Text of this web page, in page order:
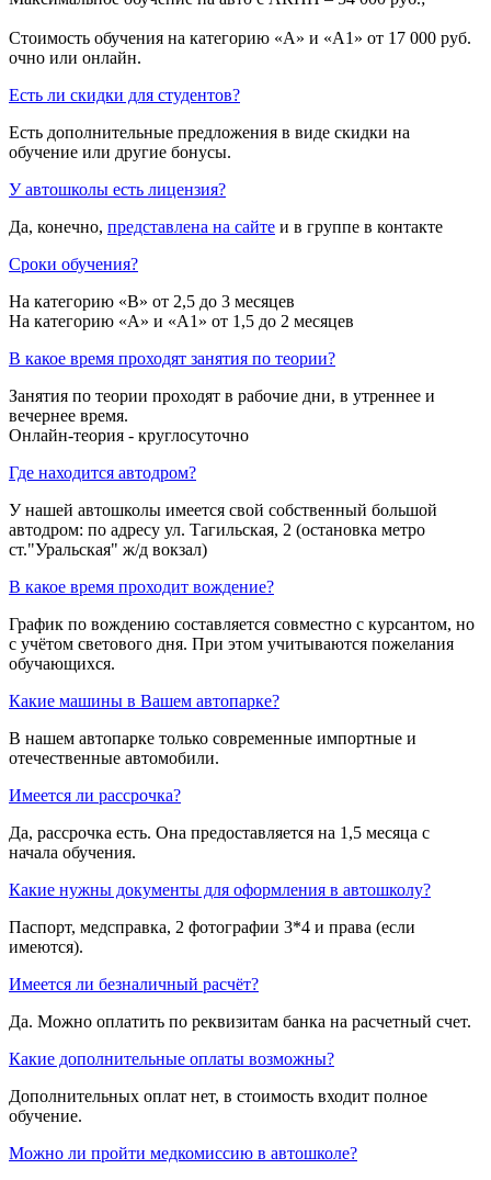
Стоимость обучения на категорию «A» и «A1» от 17 000 руб.
очно или онлайн.
Есть ли скидки для студентов?
Есть дополнительные предложения в виде скидки на
обучение или другие бонусы.
У автошколы есть лицензия?
Да, конечно, представлена на сайте и в группе в контакте
Сроки обучения?
На категорию «B» от 2,5 до 3 месяцев
На категорию «A» и «A1» от 1,5 до 2 месяцев
В какое время проходят занятия по теории?
Занятия по теории проходят в рабочие дни, в утреннее и
вечернее время.
Онлайн-теория - круглосуточно
Где находится автодром?
У нашей автошколы имеется свой собственный большой
автодром: по адресу ул. Тагильская, 2 (остановка метро
ст."Уральская" ж/д вокзал)
В какое время проходит вождение?
График по вождению составляется совместно с курсантом, но
с учётом светового дня. При этом учитываются пожелания
обучающихся.
Какие машины в Вашем автопарке?
В нашем автопарке только современные импортные и
отечественные автомобили.
Имеется ли рассрочка?
Да, рассрочка есть. Она предоставляется на 1,5 месяца с
начала обучения.
Какие нужны документы для оформления в автошколу?
Паспорт, медсправка, 2 фотографии 3*4 и права (если
имеются).
Имеется ли безналичный расчёт?
Да. Можно оплатить по реквизитам банка на расчетный счет.
Какие дополнительные оплаты возможны?
Дополнительных оплат нет, в стоимость входит полное
обучение.
Можно ли пройти медкомиссию в автошколе?